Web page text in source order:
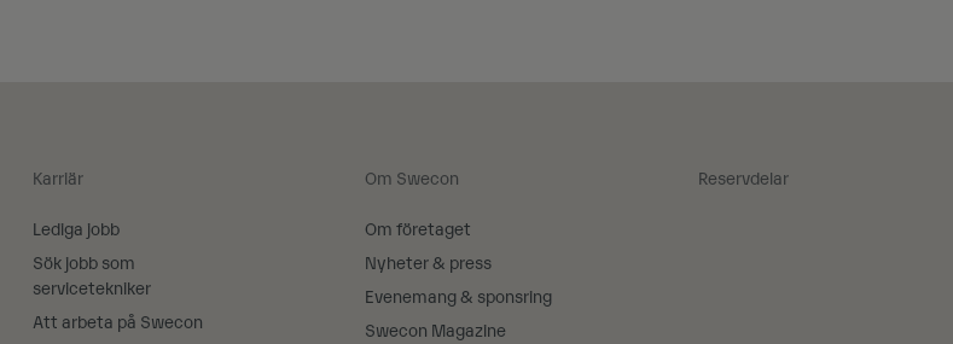
Karriär
Lediga jobb
Sök jobb som
servicetekniker
Att arbeta på Swecon
Om Swecon
Om företaget
Nyheter & press
Evenemang & sponsring
Swecon Magazine
Reservdelar